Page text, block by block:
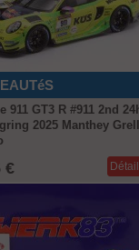
911 GT3 R #911 2nd
2025 Manthey
€